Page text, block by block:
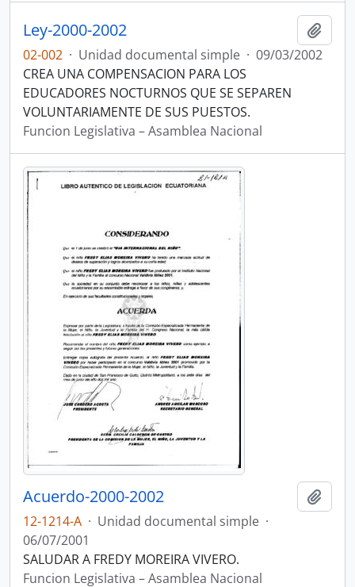
Ley-2000-2002
02-002 · Unidad documental simple · 09/03/2002
CREA UNA COMPENSACION PARA LOS
EDUCADORES NOCTURNOS QUE SE SEPAREN
VOLUNTARIAMENTE DE SUS PUESTOS.
Funcion Legislativa – Asamblea Nacional
Acuerdo-2000-2002
12-1214-A · Unidad documental simple ·
06/07/2001
SALUDAR A FREDY MOREIRA VIVERO.
Funcion Legislativa – Asamblea Nacional